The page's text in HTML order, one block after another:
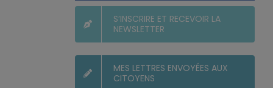
S’INSCRIRE ET RECEVOIR LA
NEWSLETTER
MES LETTRES ENVOYÉES AUX
CITOYENS